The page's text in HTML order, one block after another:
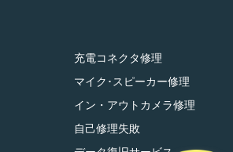
充電コネクタ修理
マイク･スピーカー修理
イン・アウトカメラ修理
自己修理失敗